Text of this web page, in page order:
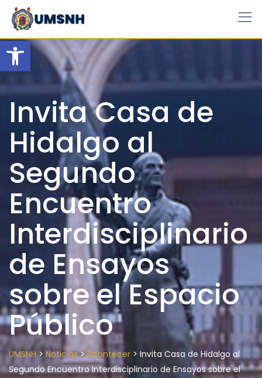
Open toolbar
Skip
content
Invita Casa de
Hidalgo al
Segundo
Encuentro
Interdisciplinario
de Ensayos
sobre el Espacio
Público
UMSNH> Noticias>Acontecer > Invita Casa de Hidalgo al
Segundo Encuentro Interdisciplinario de Ensayos sobre el